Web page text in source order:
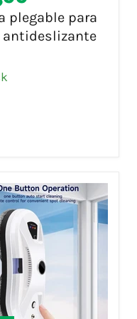
plegable para
antideslizante